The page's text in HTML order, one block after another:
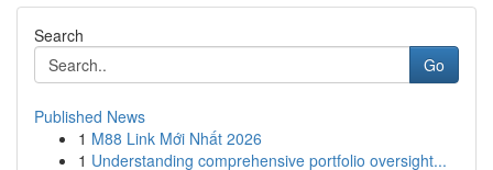
Search
Go
Published News
1 M88 Link Mới Nhất 2026
1 Understanding comprehensive portfolio oversight...